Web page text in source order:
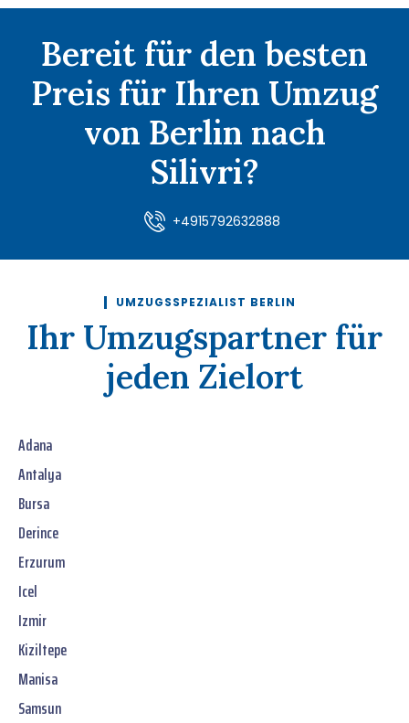
Bereit für den besten
Preis für Ihren Umzug
von Berlin nach
Silivri?
+4915792632888
UMZUGSSPEZIALIST BERLIN
Ihr Umzugspartner für
jeden Zielort
Adana
Antalya
Bursa
Derince
Erzurum
Icel
Izmir
Kiziltepe
Manisa
Samsun